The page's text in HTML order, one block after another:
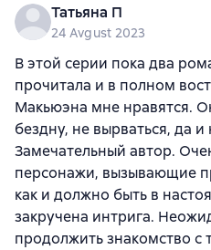
Татьяна П
24 Avgust 2023
В этой серии пока два
прочитала и в полном
Макьюэна мне нравятся.
бездну, не вырваться, да и
Замечательный автор.
персонажи, вызывающие
как и должно быть в
закручена интрига.
продолжить знакомство с